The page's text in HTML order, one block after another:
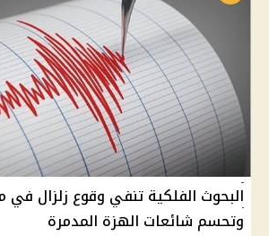
البحوث الفلكية تنفي وقوع زلزال في
وتحسم شائعات الهزة المدمرة